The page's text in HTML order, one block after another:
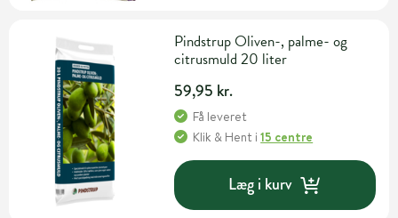
Pindstrup Oliven-, palme- og
citrusmuld 20 liter
59,95 kr.
Få leveret
Klik & Hent i15 centre
Læg i kurv